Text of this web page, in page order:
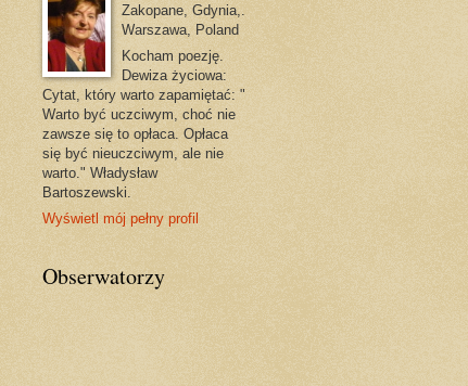
Zakopane, Gdynia,.
Warszawa, Poland
Kocham poezję.
Dewiza życiowa:
Cytat, który warto zapamiętać: "
Warto być uczciwym, choć nie
zawsze się to opłaca. Opłaca
się być nieuczciwym, ale nie
warto." Władysław
Bartoszewski.
Wyświetl mój pełny profil
Obserwatorzy